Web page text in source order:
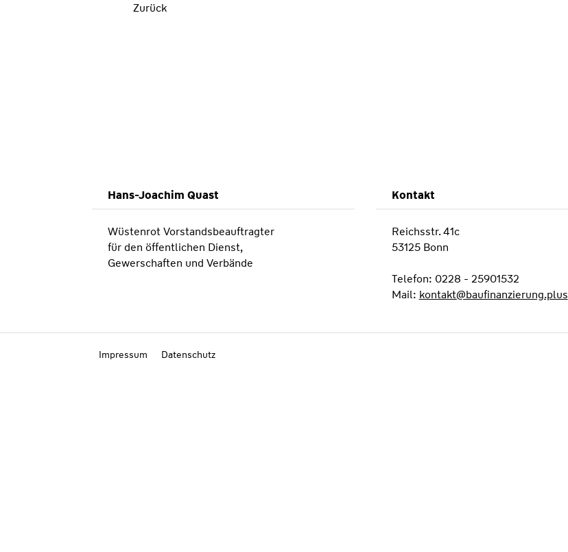
Zurück
Hans-Joachim Quast
Wüstenrot Vorstandsbeauftragter
für den öffentlichen Dienst,
Gewerschaften und Verbände
Kontakt
Reichsstr. 41c
53125 Bonn
Telefon: 0228 - 25901532
Mail: kontakt@baufinanzierung.plus
Impressum Datenschutz